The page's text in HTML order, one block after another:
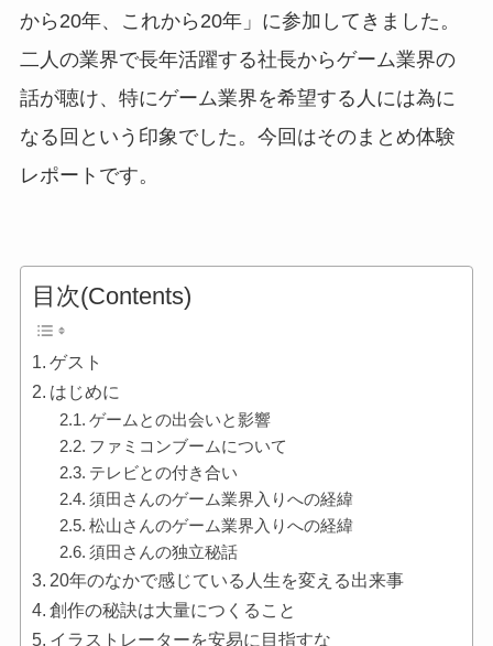
から20年、これから20年」に参加してきました。
二人の業界で長年活躍する社長からゲーム業界の
話が聴け、特にゲーム業界を希望する人には為に
なる回という印象でした。今回はそのまとめ体験
レポートです。
目次(Contents)
ゲスト
はじめに
ゲームとの出会いと影響
ファミコンブームについて
テレビとの付き合い
須田さんのゲーム業界入りへの経緯
松山さんのゲーム業界入りへの経緯
須田さんの独立秘話
20年のなかで感じている人生を変える出来事
創作の秘訣は大量につくること
イラストレーターを安易に目指すな